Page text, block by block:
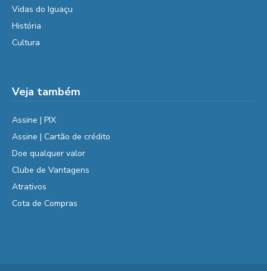
Vidas do Iguaçu
História
Cultura
Veja também
Assine | PIX
Assine | Cartão de crédito
Doe qualquer valor
Clube de Vantagens
Atrativos
Cota de Compras